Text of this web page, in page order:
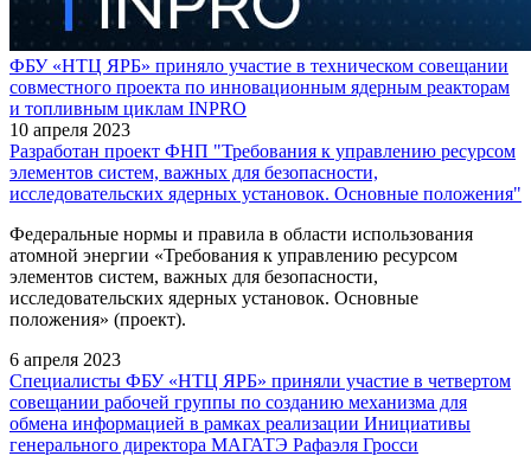
ФБУ «НТЦ ЯРБ» приняло участие в техническом совещании
совместного проекта по инновационным ядерным реакторам
и топливным циклам INPRO
10 апреля 2023
Разработан проект ФНП "Требования к управлению ресурсом
элементов систем, важных для безопасности,
исследовательских ядерных установок. Основные положения"
Федеральные нормы и правила в области использования
атомной энергии «Требования к управлению ресурсом
элементов систем, важных для безопасности,
исследовательских ядерных установок. Основные
положения» (проект).
6 апреля 2023
Специалисты ФБУ «НТЦ ЯРБ» приняли участие в четвертом
совещании рабочей группы по созданию механизма для
обмена информацией в рамках реализации Инициативы
генерального директора МАГАТЭ Рафаэля Гросси